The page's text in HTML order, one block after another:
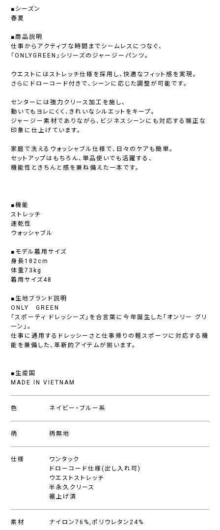
■シーズン
春夏
■商品説明
仕事からアクティブな時間までシームレスにつなぐ、
「ONLYGREEN」シリーズのジャージーパンツ。
ウエストにはストレッチ仕様を採用し、快適なフィット感を実現。
さらにドローコード付きで、シーンに応じた調整が可能です。
センターには強力クリース加工を施し、
動いてもヨレにくく、きれいなシルエットをキープ。
ジャージー素材でありながら、ビジネスシーンにも対応する端正な
印象に仕上げています。
家庭で洗えるウォッシャブル仕様で、日々のケアも簡単。
セットアップはもちろん、単品使いでも活躍する、
機能性ときちんと感を兼ね備えた一本です。
■機能
ストレッチ
速乾性
ウォッシャブル
■モデル着用サイズ
身長182cm
体重73kg
着用サイズ48
■生地ブランド説明
ONLY GREEN
「スポーティ ドレッシーズ」を合言葉に今年誕生した「オンリー グリ
ーン」。
仕事に通用するドレッシーさと仕事帰りの軽スポーツに対応する機
能を兼備した、革新的アイテムが揃います。
■生産国
MADE IN VIETNAM
色 ネイビー・ブルー系
柄 柄無地
仕様
ワンタック
ドローコード仕様(出し入れ可)
ウエストストレッチ
半永久クリース
裾上げ済
素材 ナイロン76%,ポリウレタン24%